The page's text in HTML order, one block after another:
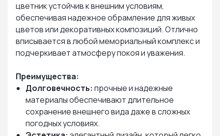
цветник устойчив к внешним условиям,
обеспечивая надежное обрамление для живых
цветов или декоративных композиций. Отлично
вписывается в любой мемориальный комплекс и
подчеркивает атмосферу покоя и уважения.
Преимущества:
Долговечность: прочные и надежные
материалы обеспечивают длительное
сохранение внешнего вида даже в сложных
погодных условиях.